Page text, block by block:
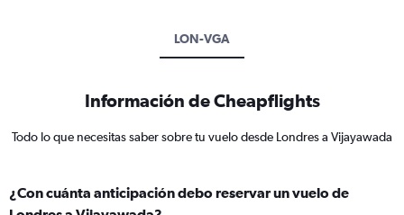
LON-VGA
Información de Cheapflights
Todo lo que necesitas saber sobre tu vuelo desde Londres a Vijayawada
¿Con cuánta anticipación debo reservar un vuelo de